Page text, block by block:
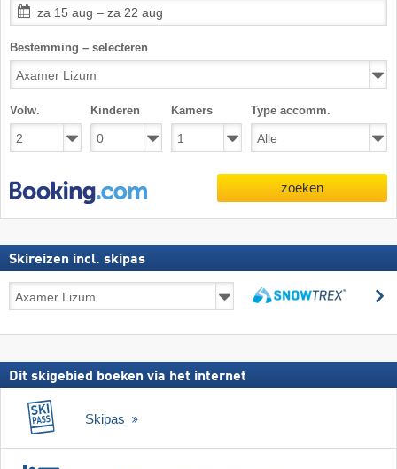
za 15 aug – za 22 aug
Bestemming – selecteren
Volw. Kinderen Kamers Type accomm.
zoeken
Skireizen incl. skipas
Skireizen
incl.
Dit skigebied boeken via het internet
Skipas